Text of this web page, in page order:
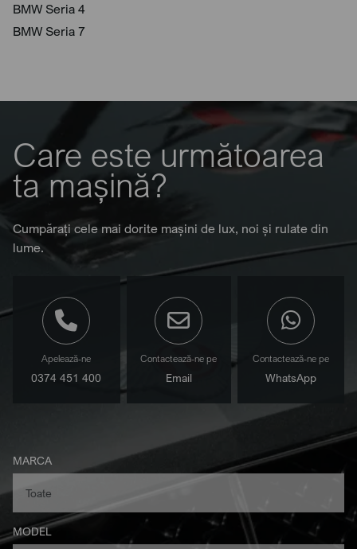
BMW Seria 4
BMW Seria 7
Care este următoarea
ta mașină?
Cumpărați cele mai dorite mașini de lux, noi și rulate din
lume.
Apelează-ne
0374 451 400
Contactează-ne pe
Email
Contactează-ne pe
WhatsApp
MARCA
MODEL